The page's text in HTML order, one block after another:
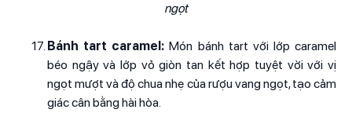
ngọt
Bánh tart caramel: Món bánh tart với lớp caramel
béo ngậy và lớp vỏ giòn tan kết hợp tuyệt vời với vị
ngọt mượt và độ chua nhẹ của rượu vang ngọt, tạo cảm
giác cân bằng hài hòa.